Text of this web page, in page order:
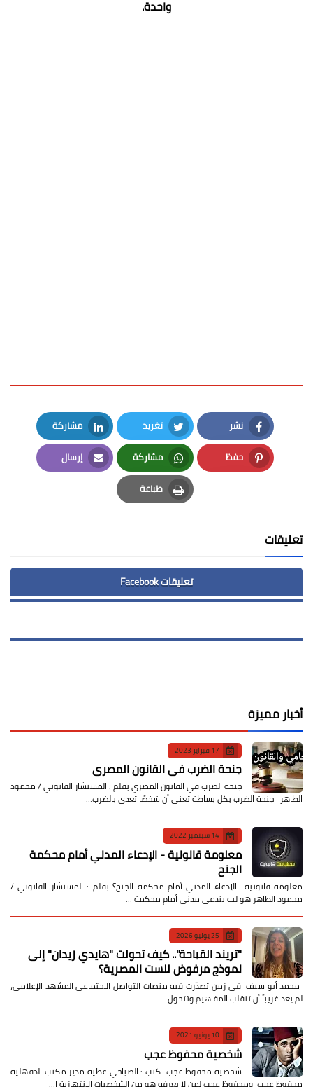
واحدة.
نشر
Facebook
تغريد
Twitter
مشاركة
LinkedIn
حفظ
Pinterest
مشاركة
Whatsapp
إرسال
Email
طباعة
Print
تعليقات
تعليقات Facebook
أخبار مميزة
17 فبراير 2023
جنحة الضرب في القانون المصري
جنحة الضرب في القانون المصري بقلم : المستشار القانوني / محمود
الطاهر جنحة الضرب بكل بساطة تعني أن شخصًا تعدى بالضرب…
14 سبتمبر 2022
معلومة قانونية - الإدعاء المدني أمام محكمة
الجنح
معلومة قانونية الإدعاء المدني أمام محكمة الجنح؟ بقلم : المستشار القانوني /
محمود الطاهر هو ليه بندعي مدني أمام محكمة …
25 يوليو 2026
​"تريند القباحة".. كيف تحولت "هايدي زيدان" إلى
نموذج مرفوض للست المصرية؟
​ محمد أبو سيف ​في زمن تصدّرت فيه منصات التواصل الاجتماعي المشهد الإعلامي،
لم يعد غريباً أن تنقلب المفاهيم وتتحول …
10 يونيو 2021
شخصية محفوظ عجب
شخصية محفوظ عجب كتب : الصباحي عطية مدير مكتب الدقهلية
محفوظ عجب ومحفوظ عجب لمن لا يعرفه هو من الشخصيات الانتهازية ا…